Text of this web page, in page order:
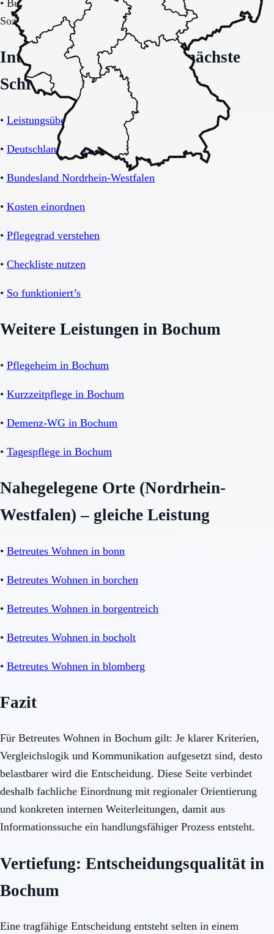
• Budget-/Kostenträgerrahmen (privat, Pflegekasse,
Sozialhilfe möglich).
Interne Orientierung und nächste
Schritte
• Leistungsübersicht Betreutes Wohnen
• Deutschland-Übersicht
• Bundesland Nordrhein-Westfalen
• Kosten einordnen
• Pflegegrad verstehen
• Checkliste nutzen
• So funktioniert’s
Weitere Leistungen in Bochum
• Pflegeheim in Bochum
• Kurzzeitpflege in Bochum
• Demenz-WG in Bochum
• Tagespflege in Bochum
Nahegelegene Orte (Nordrhein-
Westfalen) – gleiche Leistung
• Betreutes Wohnen in bonn
• Betreutes Wohnen in borchen
• Betreutes Wohnen in borgentreich
• Betreutes Wohnen in bocholt
• Betreutes Wohnen in blomberg
Fazit
Für Betreutes Wohnen in Bochum gilt: Je klarer Kriterien,
Vergleichslogik und Kommunikation aufgesetzt sind, desto
belastbarer wird die Entscheidung. Diese Seite verbindet
deshalb fachliche Einordnung mit regionaler Orientierung
und konkreten internen Weiterleitungen, damit aus
Informationssuche ein handlungsfähiger Prozess entsteht.
Vertiefung: Entscheidungsqualität in
Bochum
Eine tragfähige Entscheidung entsteht selten in einem